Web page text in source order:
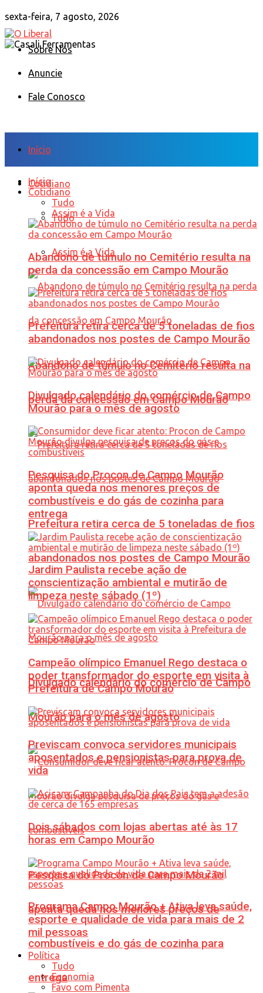
sexta-feira, 7 agosto, 2026
Sobre Nós
Anuncie
Fale Conosco
Início
Cotidiano
Tudo
Assim é a Vida
Abandono de túmulo no Cemitério resulta na
perda da concessão em Campo Mourão
Prefeitura retira cerca de 5 toneladas de fios
abandonados nos postes de Campo Mourão
Divulgado calendário do comércio de Campo
Mourão para o mês de agosto
Pesquisa do Procon de Campo Mourão
aponta queda nos menores preços de
combustíveis e do gás de cozinha para
entrega
Início
Cotidiano
Tudo
Assim é a Vida
Abandono de túmulo no Cemitério resulta na
perda da concessão em Campo Mourão
Prefeitura retira cerca de 5 toneladas de fios
abandonados nos postes de Campo Mourão
Divulgado calendário do comércio de Campo
Mourão para o mês de agosto
Pesquisa do Procon de Campo Mourão
aponta queda nos menores preços de
combustíveis e do gás de cozinha para
entrega
Jardim Paulista recebe ação de
conscientização ambiental e mutirão de
limpeza neste sábado (1º)
Campeão olímpico Emanuel Rego destaca o
poder transformador do esporte em visita à
Prefeitura de Campo Mourão
Previscam convoca servidores municipais
aposentados e pensionistas para prova de
vida
Dois sábados com lojas abertas até às 17
horas em Campo Mourão
Programa Campo Mourão + Ativa leva saúde,
esporte e qualidade de vida para mais de 2
mil pessoas
Política
Tudo
Economia
Favo com Pimenta